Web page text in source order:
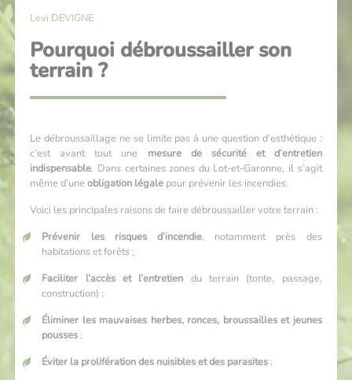
Levi DEVIGNE
Pourquoi débroussailler son
terrain ?
Le débroussaillage ne se limite pas à une question d’esthétique :
c’est avant tout une mesure de sécurité et d’entretien
indispensable. Dans certaines zones du Lot-et-Garonne, il s’agit
même d’uneobligation légale pour prévenir les incendies.
Voici les principales raisons de faire débroussailler votre terrain :
Prévenir les risques d’incendie, notamment près des
habitations et forêts ;
Faciliter l’accès et l’entretien du terrain (tonte, passage,
construction) ;
Éliminer les mauvaises herbes, ronces, broussailles et jeunes
pousses ;
Éviter la prolifération des nuisibles et des parasites ;